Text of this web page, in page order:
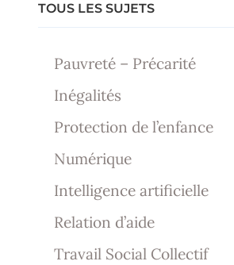
TOUS LES SUJETS
Pauvreté – Précarité
Inégalités
Protection de l’enfance
Numérique
Intelligence artificielle
Relation d’aide
Travail Social Collectif